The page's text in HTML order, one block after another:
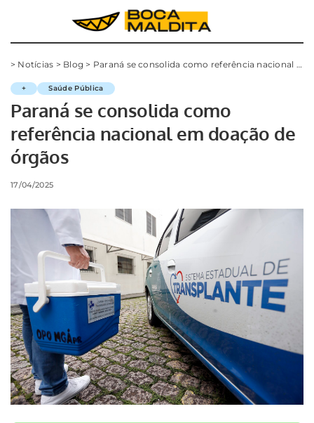
> Notícias > Blog > Paraná se consolida como referência nacional em doação de órgãos
+ Saúde Pública
Paraná se consolida como
referência nacional em doação de
órgãos
17/04/2025